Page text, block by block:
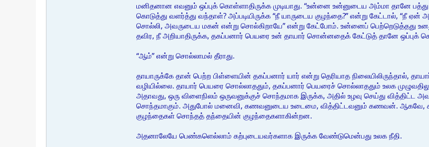
மனிதனான எவனும் ஒப்புக் கொள்ளாதிருக்க முடியாது. “உன்னை உன்னுடைய அம்மா தானே பத்து
கொடுத்து வளர்த்து வந்தாள்? அப்படியிருக்க “நீ யாருடைய குழந்தை?” என்று கேட்டால், “நீ
சொல்லி, அவருடைய மகன் என்று சொல்கிறாயே” என்று கேட்போம். உன்னைப் பெற்றெடுத்தது
தவிர, நீ அறியாதிருக்க, தகப்பனார் பெயரை உன் தாயார் சொன்னதைக் கேட்டுத் தானே ஒப்புக்
“ஆம்” என்று சொல்லாமல் தீராது.
தாயாருக்கே தான் பெற்ற பிள்ளையின் தகப்பனார் யார் என்று தெரியாத நிலையிலிருந்தால்,
வழியில்லை. தாயார் பெயரை சொல்லாததும், தகப்பனார் பெயரைச் சொல்லாததும் உலக
அதாவது, ஒரு விளைநிலம் ஒருவனுக்குச் சொந்தமாக இருக்க, அதில் உழவு செய்து வித்திட்ட
சொந்தமாகும். அதுபோல் மனைவி, கணவனுடைய உடைமை, வித்திட்டவனும் கணவன். ஆகவே,
குழந்தைகள் சொந்தத் தந்தையின் குழந்தைகளாகின்றன.
அதனாலேயே பெண்களெல்லாம் கற்புடையவர்களாக இருக்க வேண்டுமென்பது உலக நீதி.